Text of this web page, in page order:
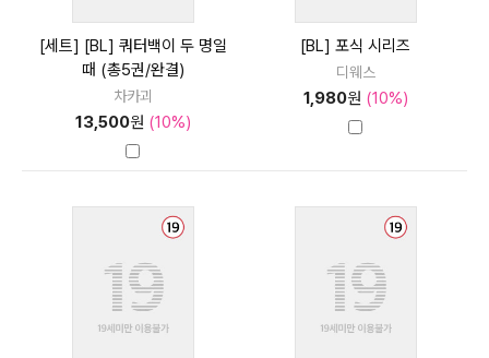
[세트] [BL] 쿼터백이 두 명일
때 (총5권/완결)
차카괴
13,500원 (10%)
[BL] 포식 시리즈
디웨스
1,980원 (10%)